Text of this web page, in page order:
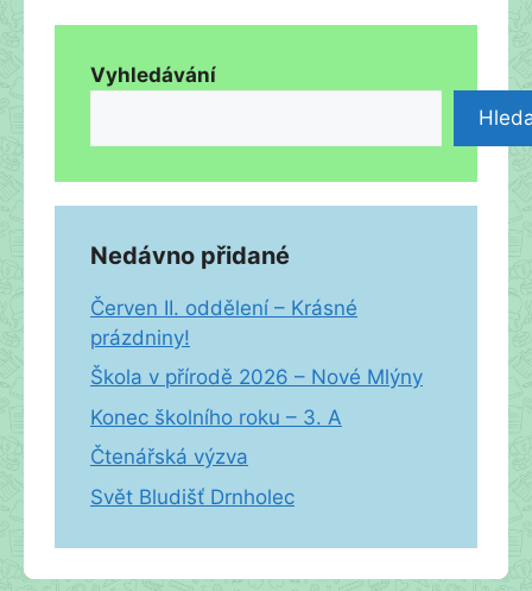
Vyhledávání
Nedávno přidané
Červen II. oddělení – Krásné
prázdniny!
Škola v přírodě 2026 – Nové Mlýny
Konec školního roku – 3. A
Čtenářská výzva
Svět Bludišť Drnholec